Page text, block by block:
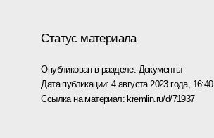
Статус материала
Опубликован в разделе: Документы
Дата публикации:4 августа 2023 года, 16:40
Ссылка на материал: kremlin.ru/d/71937